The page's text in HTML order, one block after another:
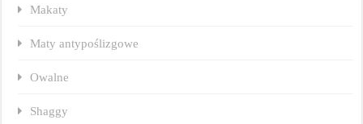
Makaty
Maty antypoślizgowe
Owalne
Shaggy